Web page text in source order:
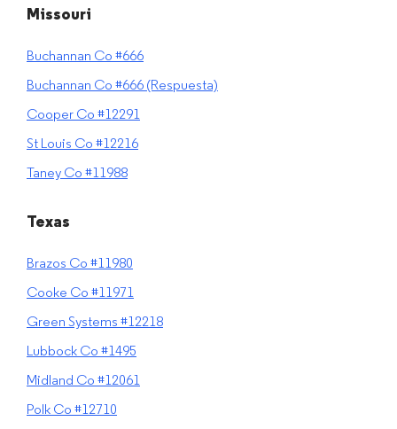
Missouri
Buchannan Co #666
Buchannan Co #666 (Respuesta)
Cooper Co #12291
St Louis Co #12216
Taney Co #11988
Texas
Brazos Co #11980
Cooke Co #11971
Green Systems #12218
Lubbock Co #1495
Midland Co #12061
Polk Co #12710